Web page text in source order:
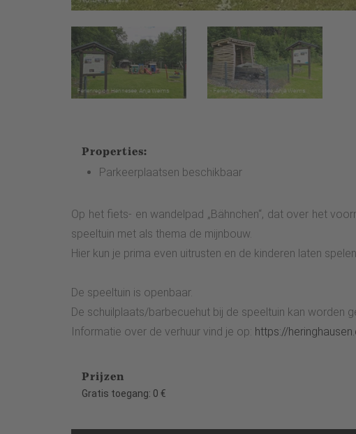
Properties:
Parkeerplaatsen beschikbaar
Op het fiets- en wandelpad „Bähnchen“, dat over het
speeltuin met als thema de mijnbouw.
Hier kun je prima even uitrusten en de kinderen laten spelen.
De speeltuin is openbaar.
De schuilplaats/barbecuehut bij de speeltuin kan worden
Informatie over de verhuur vind je op: https://
Prijzen
Gratis toegang: 0 €